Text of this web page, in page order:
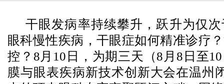
干眼发病率持续攀升，跃升为仅
眼科慢性疾病，干眼症如何精准诊疗
控？8月10日，为期三天（8月8日至
膜与眼表疾病新技术创新大会在温州